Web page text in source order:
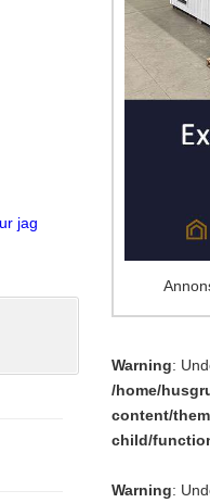
jag
Warning:
/home/
content/
child/
Warning: